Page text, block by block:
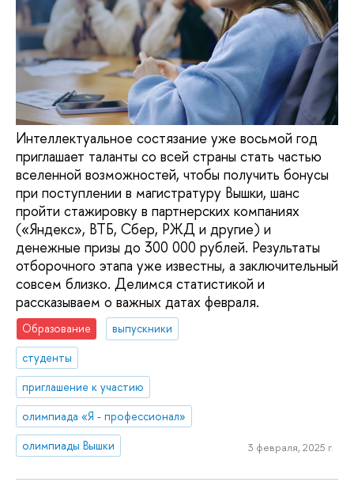
Интеллектуальное состязание уже восьмой год
приглашает таланты со всей страны стать частью
вселенной возможностей, чтобы получить бонусы
при поступлении в магистратуру Вышки, шанс
пройти стажировку в партнерских компаниях
(«Яндекс», ВТБ, Сбер, РЖД и другие) и
денежные призы до 300 000 рублей. Результаты
отборочного этапа уже известны, а заключительный
совсем близко. Делимся статистикой и
рассказываем о важных датах февраля.
Образование
выпускники
студенты
приглашение к участию
олимпиада «Я - профессионал»
олимпиады Вышки
3 февраля, 2025 г.